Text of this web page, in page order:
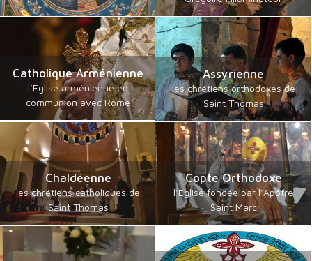
Catholique Arménienne
l’Eglise arménienne en
communion avec Rome
Assyrienne
les chrétiens orthodoxes de
Saint Thomas
Chaldéenne
les chrétiens catholiques de
Saint Thomas
Copte Orthodoxe
l’Eglise fondée par l’Apôtre
Saint Marc